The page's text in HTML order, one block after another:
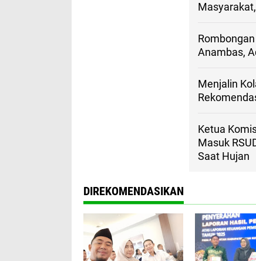
Anambas,
Menjalin
Ketua
Masuk
Saat Hujan
DIREKOMENDASIKAN